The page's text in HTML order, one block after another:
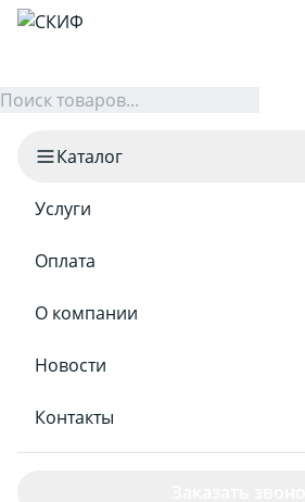
Каталог
Услуги
Оплата
О компании
Новости
Контакты